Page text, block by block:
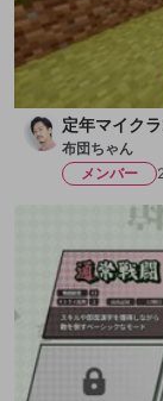
定年マイク
布団ちゃん
メンバー